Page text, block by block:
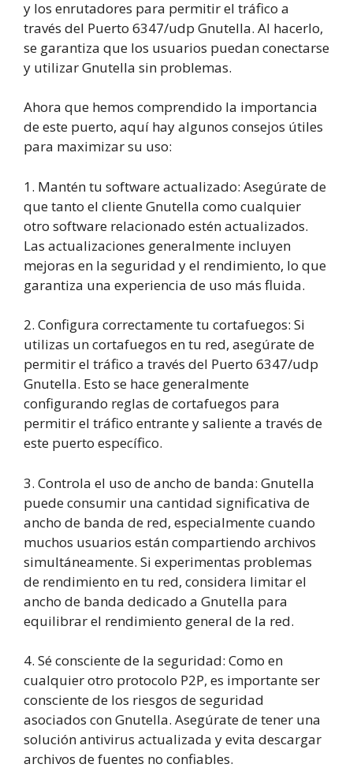
y los enrutadores para permitir el tráfico a
través del Puerto 6347/udp Gnutella. Al hacerlo,
se garantiza que los usuarios puedan conectarse
y utilizar Gnutella sin problemas.
Ahora que hemos comprendido la importancia
de este puerto, aquí hay algunos consejos útiles
para maximizar su uso:
1. Mantén tu software actualizado: Asegúrate de
que tanto el cliente Gnutella como cualquier
otro software relacionado estén actualizados.
Las actualizaciones generalmente incluyen
mejoras en la seguridad y el rendimiento, lo que
garantiza una experiencia de uso más fluida.
2. Configura correctamente tu cortafuegos: Si
utilizas un cortafuegos en tu red, asegúrate de
permitir el tráfico a través del Puerto 6347/udp
Gnutella. Esto se hace generalmente
configurando reglas de cortafuegos para
permitir el tráfico entrante y saliente a través de
este puerto específico.
3. Controla el uso de ancho de banda: Gnutella
puede consumir una cantidad significativa de
ancho de banda de red, especialmente cuando
muchos usuarios están compartiendo archivos
simultáneamente. Si experimentas problemas
de rendimiento en tu red, considera limitar el
ancho de banda dedicado a Gnutella para
equilibrar el rendimiento general de la red.
4. Sé consciente de la seguridad: Como en
cualquier otro protocolo P2P, es importante ser
consciente de los riesgos de seguridad
asociados con Gnutella. Asegúrate de tener una
solución antivirus actualizada y evita descargar
archivos de fuentes no confiables.